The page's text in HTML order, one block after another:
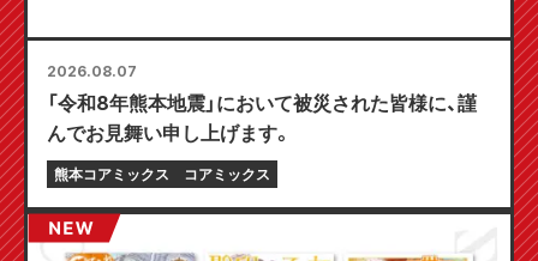
2026.08.07
「令和8年熊本地震」において被災された皆様に、謹
んでお見舞い申し上げます。
熊本コアミックス コアミックス